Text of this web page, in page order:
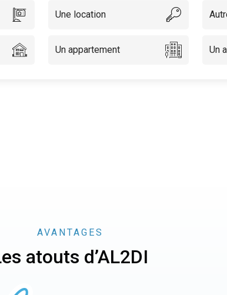
Une location
Un appartement Un
AVANTAGES
atouts d’AL2DI